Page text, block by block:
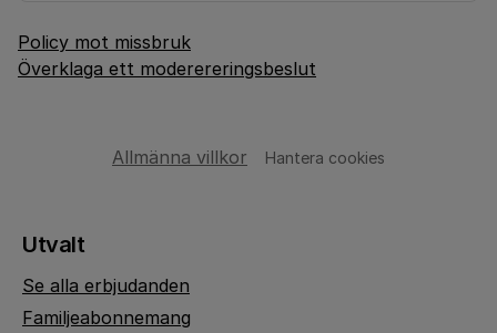
Policy mot missbruk
Överklaga ett moderereringsbeslut
Allmänna villkor Hantera cookies
Utvalt
Se alla erbjudanden
Familjeabonnemang